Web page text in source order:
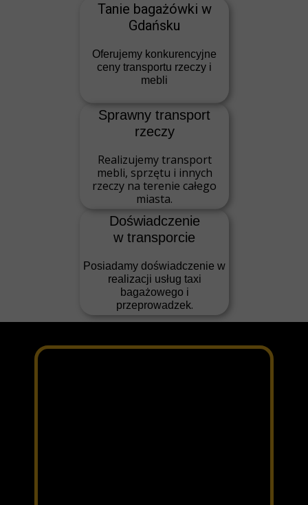
Doświadczenie
w transporcie
Posiadamy doświadczenie w
realizacji usług taxi
bagażowego i
przeprowadzek.
Sprawny transport
rzeczy
Realizujemy transport
mebli, sprzętu i innych
rzeczy na terenie całego
miasta.
Tanie bagażówki w
Gdańsku
Oferujemy konkurencyjne
ceny transportu rzeczy i
mebli